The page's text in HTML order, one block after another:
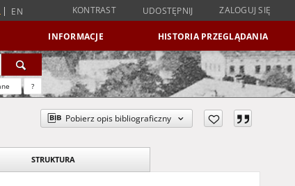
EN KONTRAST UDOSTĘPNIJ ZALOGUJ SIĘ
INFORMACJE HISTORIA PRZEGLĄDANIA
?
Pobierz opis bibliograficzny
STRUKTURA